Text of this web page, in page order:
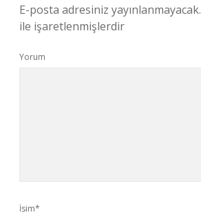
E-posta adresiniz yayınlanmayacak.
ile işaretlenmişlerdir
Yorum
İsim*